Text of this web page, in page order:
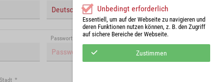
Deutsch (Deutschland)
Passwort (Wiederholung) *
Stadt *
Unbedingt erforderlich
Essentiell, um auf der Webseite zu navigieren und
deren Funktionen nutzen können, z. B. den Zugriff
auf sichere Bereiche der Webseite.
Zustimmen